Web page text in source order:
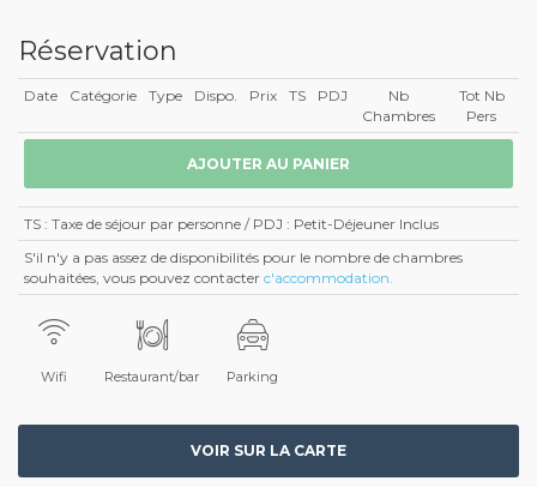
Réservation
Date Catégorie Type Dispo. Prix TS PDJ
Nb
Chambres
Tot Nb
Pers
TS : Taxe de séjour par personne / PDJ : Petit-Déjeuner Inclus
S'il n'y a pas assez de disponibilités pour le nombre de chambres
souhaitées, vous pouvez contacter c'accommodation.
Wifi Restaurant/bar Parking
VOIR SUR LA CARTE